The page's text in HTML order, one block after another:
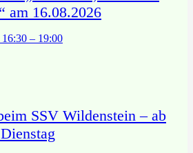
am 16.08.2026
16:30 – 19:00
SSV Wildenstein – ab